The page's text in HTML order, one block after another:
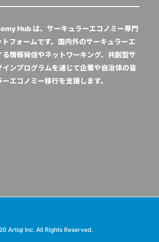
Hub は、サーキュラーエコノミー専門
トフォームです。国内外のサーキュラーエ
る情報発信やネットワーキング、共創型サ
インプログラムを通じて企業や自治体の皆
エコノミー移行を支援します。
Artiql Inc. All Rights Reserved.